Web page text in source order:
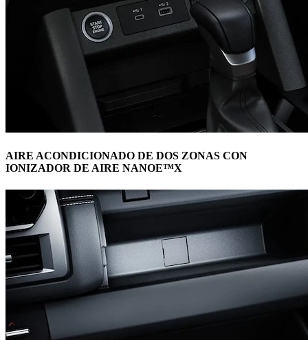
AIRE ACONDICIONADO DE DOS ZONAS CON
IONIZADOR DE AIRE NANOE™X